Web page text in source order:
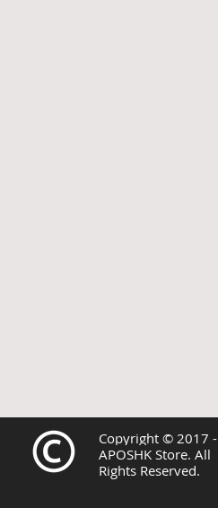
Copyright © 2017 -
APOSHK Store. All
Rights Reserved.